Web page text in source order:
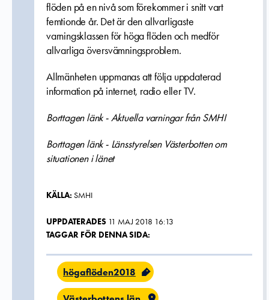
flöden på en nivå som förekommer i snitt vart
femtionde år. Det är den allvarligaste
varningsklassen för höga flöden och medför
allvarliga översvämningsproblem.
Allmänheten uppmanas att följa uppdaterad
information på internet, radio eller TV.
Borttagen länk - Aktuella varningar från SMHI
Borttagen länk - Länsstyrelsen Västerbotten om
situationen i länet
KÄLLA: SMHI
UPPDATERADES 11 MAJ 2018 16:13
TAGGAR FÖR DENNA SIDA:
högaflöden2018